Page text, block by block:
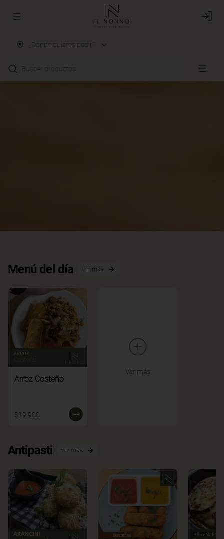
Abrir menu de navegación Login
¿Dónde quieres pedir?
Buscar productos
Menú del día Ver más
Arroz Costeño
$19.900
Ver más
Antipasti Ver más